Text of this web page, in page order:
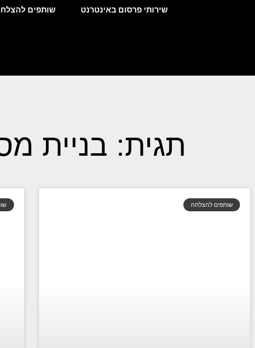
שירותי פרסום באינטרנט שותפים
תגית: בניית
שותפים להצלחה